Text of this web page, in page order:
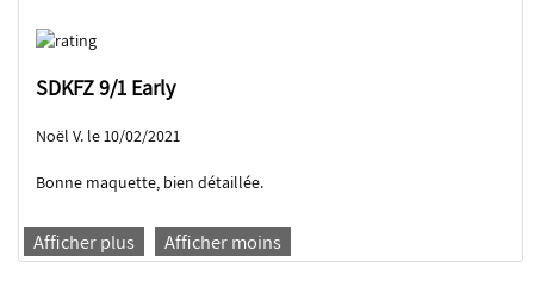
SDKFZ 9/1 Early
Noël V. le 10/02/2021
Bonne maquette, bien détaillée.
Afficher plus Afficher moins